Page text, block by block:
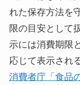
れた保存方法を
限の目安として
示には消費期限
応じて表示され
消費者庁「食品